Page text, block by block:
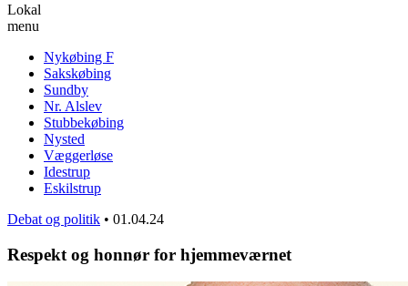
Lokal
menu
Nykøbing F
Sakskøbing
Sundby
Nr. Alslev
Stubbekøbing
Nysted
Væggerløse
Idestrup
Eskilstrup
Debat og politik • 01.04.24
Respekt og honnør for hjemmeværnet